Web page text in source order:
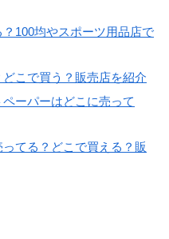
100均やスポーツ用品店で
こで買う？販売店を紹介
ーパーはどこに売って
てる？どこで買える？販